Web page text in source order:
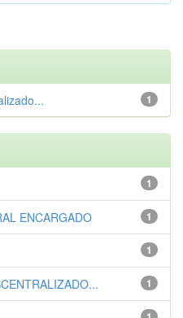
1
1
1
ENCARGADO
1
1